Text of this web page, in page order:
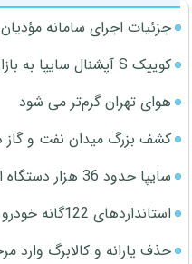
جزئیات اجرای سامانه
کوییک S آپشنال سایپا به بازار می‌آید
هوای تهران گرم‌تر می شود
کشف بزرگ میدان نفت و گاز
سایپا حدود 36 هزار دستگاه از تعهدات خود را کاهش داد
استانداردهای 122گانه خودرو از مهر 1406 اجرا می‌شود
حذف یارانه و کالابرگ وارد